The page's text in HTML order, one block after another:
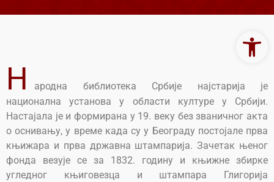
Н
ародна библиотека Србије најстарија је
национална установа у области културе у Србији.
Настајала је и формирана у 19. веку без званичног акта
о оснивању, у време када су у Београду постојале прва
књижара и прва државна штампарија. Зачетак њеног
фонда везује се за 1832. годину и књижне збирке
угледног књиговезца и штампара Глигорија